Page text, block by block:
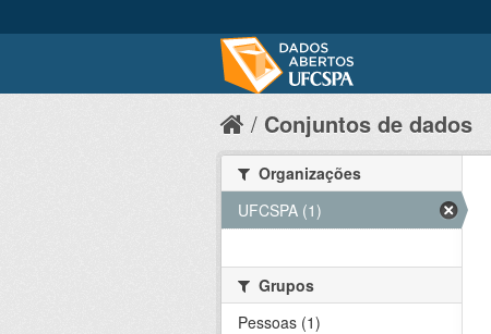
Conjuntos de dados
Organizações
UFCSPA (1)
Grupos
Pessoas (1)